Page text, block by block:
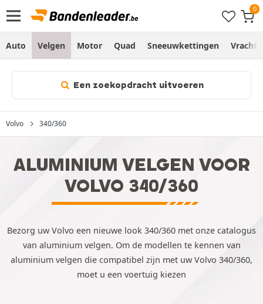
Auto Velgen Motor Quad Sneeuwkettingen
Een zoekopdracht uitvoeren
Volvo 340/360
ALUMINIUM VELGEN VOOR
VOLVO 340/360
Bezorg uw Volvo een nieuwe look 340/360 met onze catalogus
van aluminium velgen. Om de modellen te kennen van
aluminium velgen die compatibel zijn met uw Volvo 340/360,
moet u een voertuig kiezen